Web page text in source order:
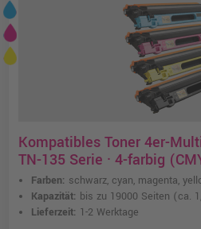
Kompatibles Toner 4er-
TN-135 Serie · 4-farbig
Farben: schwarz, cyan, magenta,
Kapazität: bis zu 19000 Seiten (ca.
Lieferzeit: 1-2 Werktage